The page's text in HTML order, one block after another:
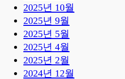
2025년 10월
2025년 9월
2025년 5월
2025년 4월
2025년 2월
2024년 12월